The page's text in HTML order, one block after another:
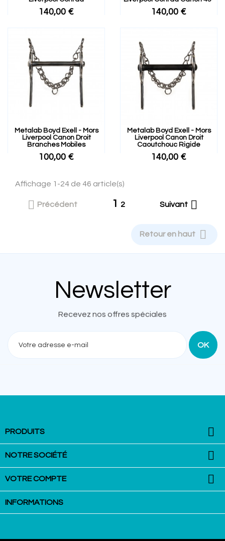
140,00 € 140,00 €
Metalab Boyd Exell - Mors
Liverpool Canon Droit
Branches Mobiles
100,00 €
Metalab Boyd Exell - Mors
Liverpool Canon Droit
Caoutchouc Rigide
140,00 €
Affichage 1-24 de 46 article(s)
 Précédent 1 2 Suivant 
Retour en haut 
Newsletter
Recevez nos offres spéciales
PRODUITS 
NOTRE SOCIÉTÉ 
VOTRE COMPTE 
INFORMATIONS